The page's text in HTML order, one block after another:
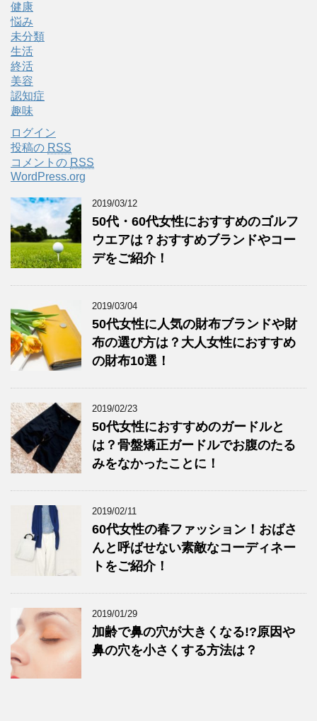
健康
悩み
未分類
生活
終活
美容
認知症
趣味
ログイン
投稿の RSS
コメントの RSS
WordPress.org
2019/03/12
50代・60代女性におすすめのゴルフ
ウエアは？おすすめブランドやコー
デをご紹介！
2019/03/04
50代女性に人気の財布ブランドや財
布の選び方は？大人女性におすすめ
の財布10選！
2019/02/23
50代女性におすすめのガードルと
は？骨盤矯正ガードルでお腹のたる
みをなかったことに！
2019/02/11
60代女性の春ファッション！おばさ
んと呼ばせない素敵なコーディネー
トをご紹介！
2019/01/29
加齢で鼻の穴が大きくなる!?原因や
鼻の穴を小さくする方法は？